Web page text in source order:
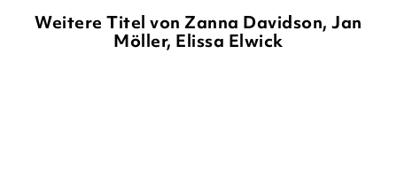
Weitere Titel von Zanna Davidson, Jan
Möller, Elissa Elwick